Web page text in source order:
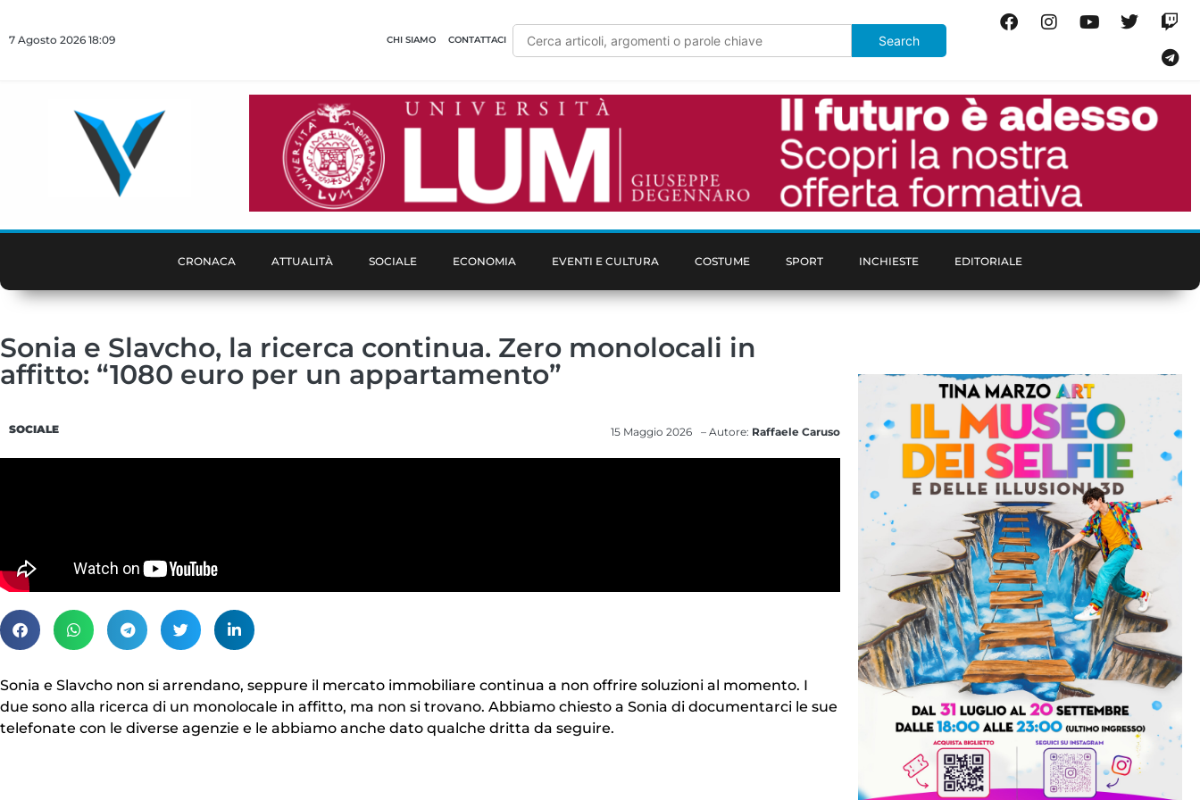
7 Agosto 2026 18:09 CHI SIAMO CONTATTACI
CRONACA ATTUALITÀ SOCIALE ECONOMIA EVENTI E CULTURA COSTUME SPORT INCHIESTE EDITORIALE
Sonia e Slavcho, la ricerca continua. Zero monolocali in
affitto: “1080 euro per un appartamento”
SOCIALE 15 Maggio 2026 – Autore: Raffaele Caruso
Sonia e Slavcho non si arrendano, seppure il mercato immobiliare continua a non offrire soluzioni al momento. I
due sono alla ricerca di un monolocale in affitto, ma non si trovano. Abbiamo chiesto a Sonia di documentarci le sue
telefonate con le diverse agenzie e le abbiamo anche dato qualche dritta da seguire.